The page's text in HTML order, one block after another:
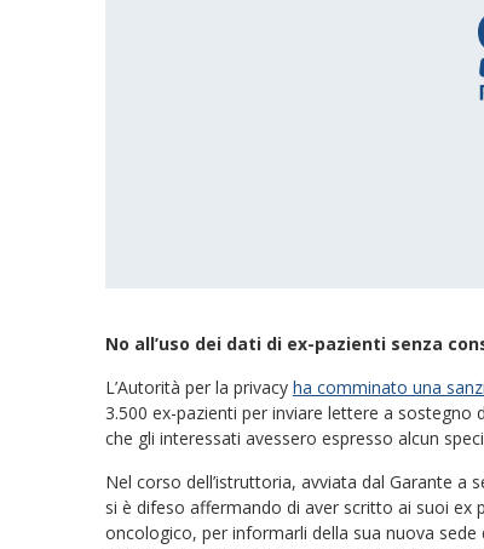
No all’uso dei dati di ex-pazienti senza
L’Autorità per la privacy ha comminato una
3.500 ex-pazienti per inviare lettere a sostegno
che gli interessati avessero espresso alcun
Nel corso dell’istruttoria, avviata dal Garante a
si è difeso affermando di aver scritto ai suoi
oncologico, per informarli della sua nuova